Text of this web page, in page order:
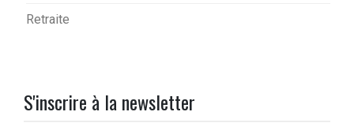
Retraite
S'inscrire à la newsletter